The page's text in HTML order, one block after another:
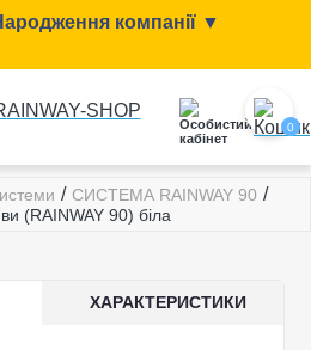
компанії ▼
0
/ СИСТЕМА RAINWAY 90 /
(RAINWAY 90) біла
ХАРАКТЕРИСТИКИ